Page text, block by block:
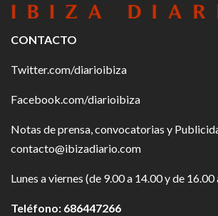
CONTACTO
Twitter.com/diarioibiza
Facebook.com/diarioibiza
Notas de prensa, convocatorias y
contacto@ibizadiario.com
Lunes a viernes (de 9.00 a 14.00 y de
Teléfono: 686447266